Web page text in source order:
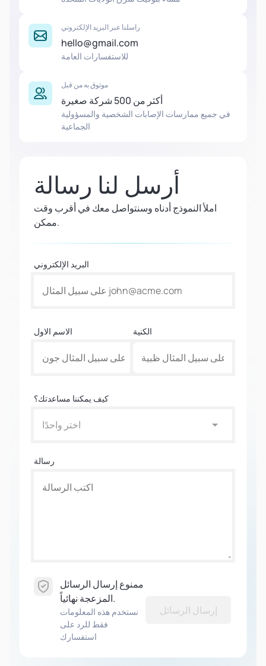
راسلنا عبر البريد الإلكتروني
hello@gmail.com
للاستفسارات العامة
موثوق به من قبل
أكثر من 500 شركة صغيرة
في جميع ممارسات الإصابات الشخصية والمسؤولية
الجماعية
أرسل لنا رسالة
املأ النموذج أدناه وسنتواصل معك في أقرب وقت
ممكن.
البريد الإلكتروني
الاسم الاول الكنية
كيف يمكننا مساعدتك؟
اختر واحدًا
رسالة
ممنوع إرسال الرسائل
المزعجة نهائياً.
نستخدم هذه المعلومات
فقط للرد على
استفسارك
إرسال الرسائل